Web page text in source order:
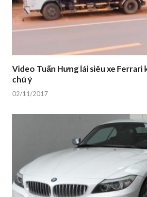
Video Tuấn Hưng lái siêu xe Ferrari
chú ý
02/11/2017